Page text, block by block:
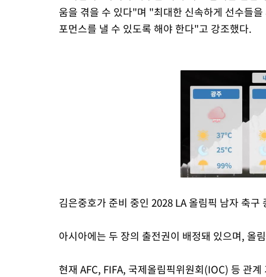
움을 겪을 수 있다"며 "최대한 신속하게 선수들
포먼스를 낼 수 있도록 해야 한다"고 강조했다.
김은중호가 준비 중인 2028 LA 올림픽 남자 축
아시아에는 두 장의 출전권이 배정돼 있으며, 올
현재 AFC, FIFA, 국제올림픽위원회(IOC) 등 관